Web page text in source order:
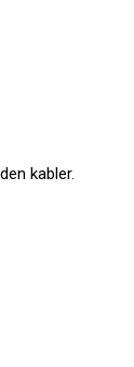
kabler.